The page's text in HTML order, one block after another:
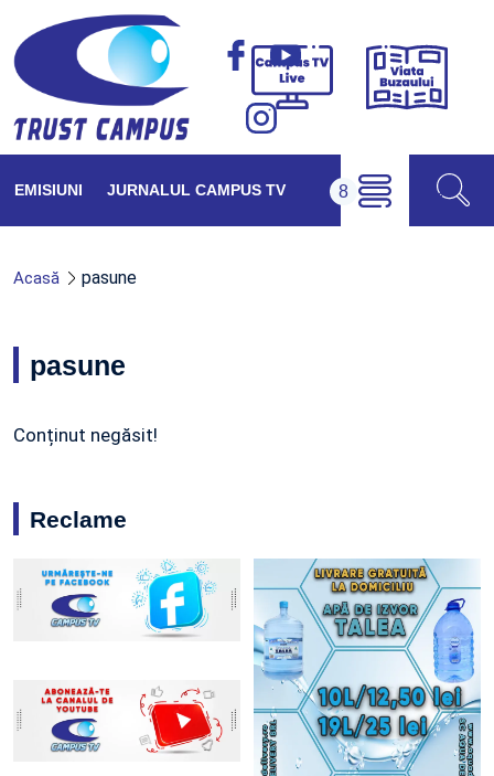
Campus
Viața
EMISIUNI JURNALUL CAMPUS TV
Acasă pasune
pasune
Conținut negăsit!
Reclame